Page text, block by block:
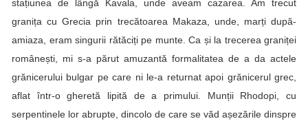
stațiunea de lângă Kavala, unde aveam cazarea. Am trecut
granița cu Grecia prin trecătoarea Makaza, unde, marți după-
amiaza, eram singurii rătăciți pe munte. Ca și la trecerea graniței
românești, mi s-a părut amuzantă formalitatea de a da actele
grănicerului bulgar pe care ni le-a returnat apoi grănicerul grec,
aflat într-o gheretă lipită de a primului. Munții Rhodopi, cu
serpentinele lor abrupte, dincolo de care se văd așezările dinspre